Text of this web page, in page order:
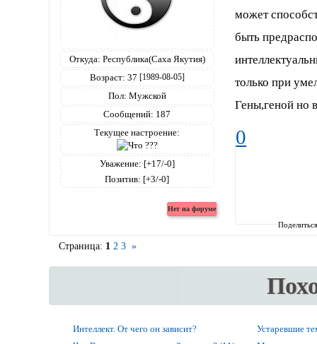
Откуда: Республика(Саха Якутия)
Возраст: 37 [1989-08-05]
Пол: Мужской
Сообщений: 187
Текущее настроение:
Уважение: [+17/-0]
Позитив: [+3/-0]
может
быть
только при
Гены,геной но
0
Страница: 1 2 3 »
Интеллект. От чего он зависит?
Устаревшие